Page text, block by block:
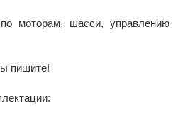
моторам, шасси, управлению
пишите!